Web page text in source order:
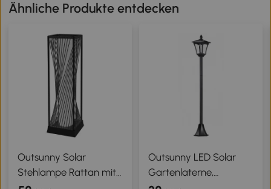
Ähnliche Produkte entdecken
Outsunny Solar
Stehlampe Rattan mit
Outsunny LED Solar
Gartenlaterne,